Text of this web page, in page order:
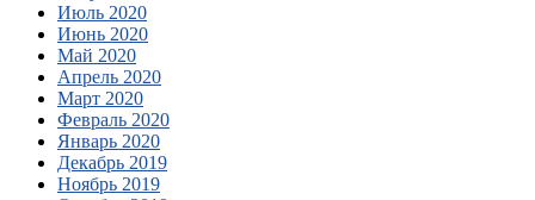
Июль 2020
Июнь 2020
Май 2020
Апрель 2020
Март 2020
Февраль 2020
Январь 2020
Декабрь 2019
Ноябрь 2019